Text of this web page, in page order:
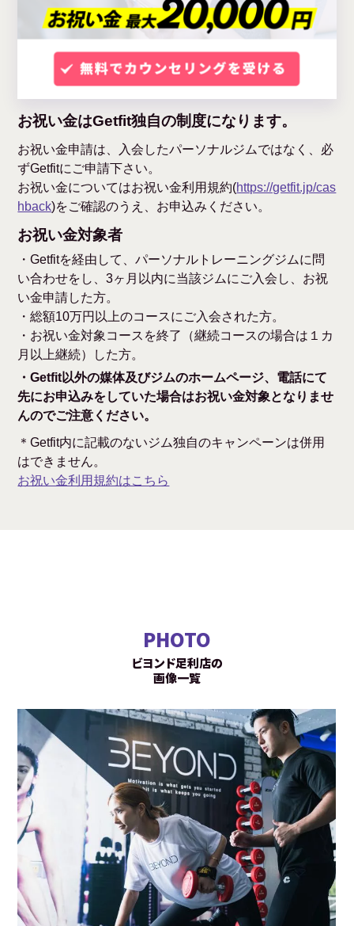
お祝い金はGetfit独自の制度になります。
お祝い金申請は、入会したパーソナルジムではなく、必
ずGetfitにご申請下さい。
お祝い金についてはお祝い金利用規約(https://getfit.jp/cas
hback)をご確認のうえ、お申込みください。
お祝い金対象者
・Getfitを経由して、パーソナルトレーニングジムに問
い合わせをし、3ヶ月以内に当該ジムにご入会し、お祝
い金申請した方。
・総額10万円以上のコースにご入会された方。
・お祝い金対象コースを終了（継続コースの場合は１カ
月以上継続）した方。
・Getfit以外の媒体及びジムのホームページ、電話にて
先にお申込みをしていた場合はお祝い金対象となりませ
んのでご注意ください。
＊Getfit内に記載のないジム独自のキャンペーンは併用
はできません。
お祝い金利用規約はこちら
PHOTO
ビヨンド足利店の
画像一覧